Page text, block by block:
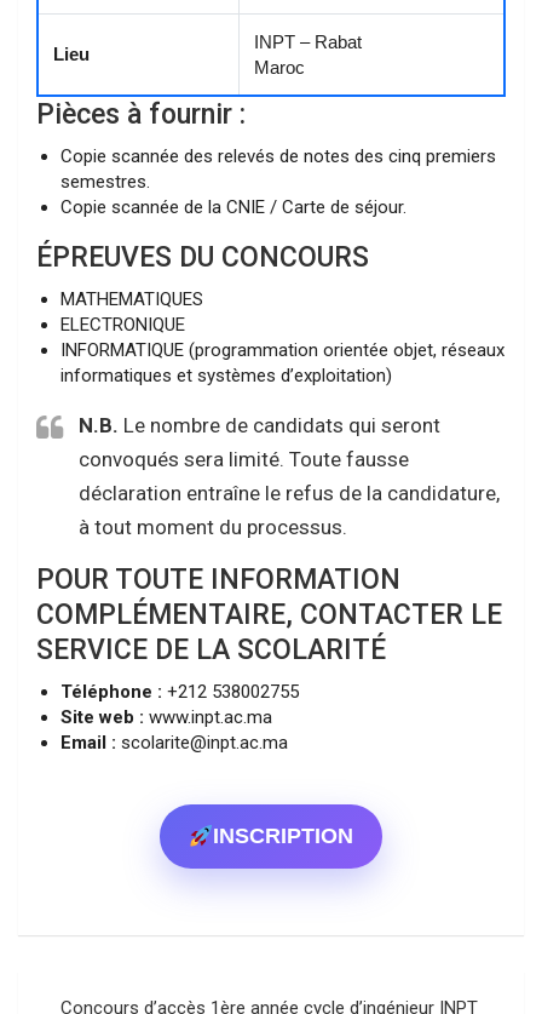
Lieu
INPT – Rabat
Maroc
Pièces à fournir :
Copie scannée des relevés de notes des cinq premiers
semestres.
Copie scannée de la CNIE / Carte de séjour.
ÉPREUVES DU CONCOURS
MATHEMATIQUES
ELECTRONIQUE
INFORMATIQUE (programmation orientée objet, réseaux
informatiques et systèmes d’exploitation)
N.B. Le nombre de candidats qui seront
convoqués sera limité. Toute fausse
déclaration entraîne le refus de la candidature,
à tout moment du processus.
POUR TOUTE INFORMATION
COMPLÉMENTAIRE, CONTACTER LE
SERVICE DE LA SCOLARITÉ
Téléphone : +212 538002755
Site web : www.inpt.ac.ma
Email : scolarite@inpt.ac.ma
INSCRIPTION
Concours d’accès 1ère année cycle d’ingénieur INPT